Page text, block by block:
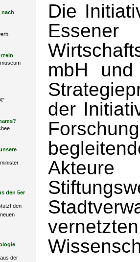
nach
den 5er
den
der
Die
Essener
mbH
der